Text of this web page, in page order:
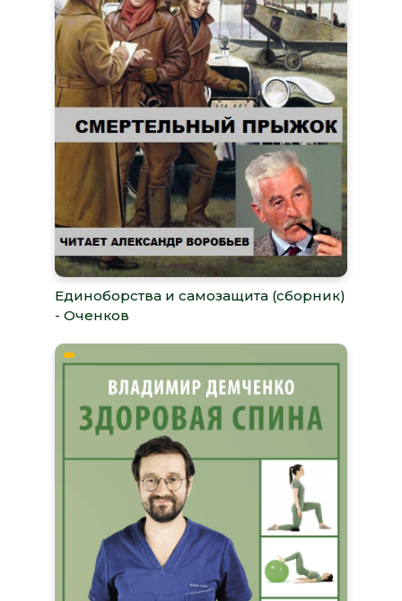
Единоборства и самозащита (сборник)
- Оченков